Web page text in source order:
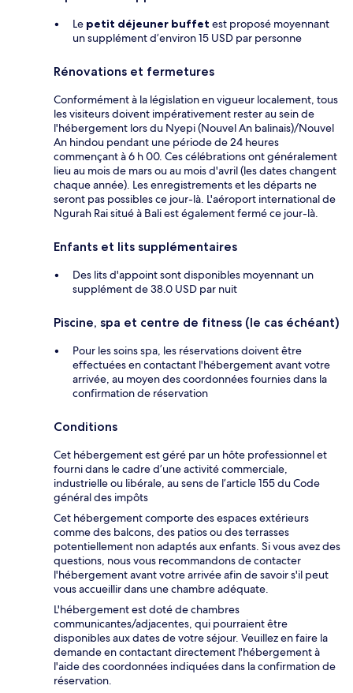
Le petit déjeuner buffet est proposé moyennant
un supplément d’environ 15 USD par personne
Rénovations et fermetures
Conformément à la législation en vigueur localement, tous
les visiteurs doivent impérativement rester au sein de
l'hébergement lors du Nyepi (Nouvel An balinais)/Nouvel
An hindou pendant une période de 24 heures
commençant à 6 h 00. Ces célébrations ont généralement
lieu au mois de mars ou au mois d'avril (les dates changent
chaque année). Les enregistrements et les départs ne
seront pas possibles ce jour-là. L'aéroport international de
Ngurah Rai situé à Bali est également fermé ce jour-là.
Enfants et lits supplémentaires
Des lits d'appoint sont disponibles moyennant un
supplément de 38.0 USD par nuit
Piscine, spa et centre de fitness (le cas échéant)
Pour les soins spa, les réservations doivent être
effectuées en contactant l'hébergement avant votre
arrivée, au moyen des coordonnées fournies dans la
confirmation de réservation
Conditions
Cet hébergement est géré par un hôte professionnel et
fourni dans le cadre d’une activité commerciale,
industrielle ou libérale, au sens de l’article 155 du Code
général des impôts
Cet hébergement comporte des espaces extérieurs
comme des balcons, des patios ou des terrasses
potentiellement non adaptés aux enfants. Si vous avez des
questions, nous vous recommandons de contacter
l'hébergement avant votre arrivée afin de savoir s'il peut
vous accueillir dans une chambre adéquate.
L'hébergement est doté de chambres
communicantes/adjacentes, qui pourraient être
disponibles aux dates de votre séjour. Veuillez en faire la
demande en contactant directement l'hébergement à
l'aide des coordonnées indiquées dans la confirmation de
réservation.